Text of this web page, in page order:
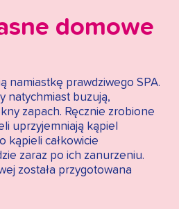
domowe
namiastkę prawdziwego SPA.
natychmiast buzują,
zapach. Ręcznie zrobione
uprzyjemniają kąpiel
kąpieli całkowicie
zaraz po ich zanurzeniu.
została przygotowana